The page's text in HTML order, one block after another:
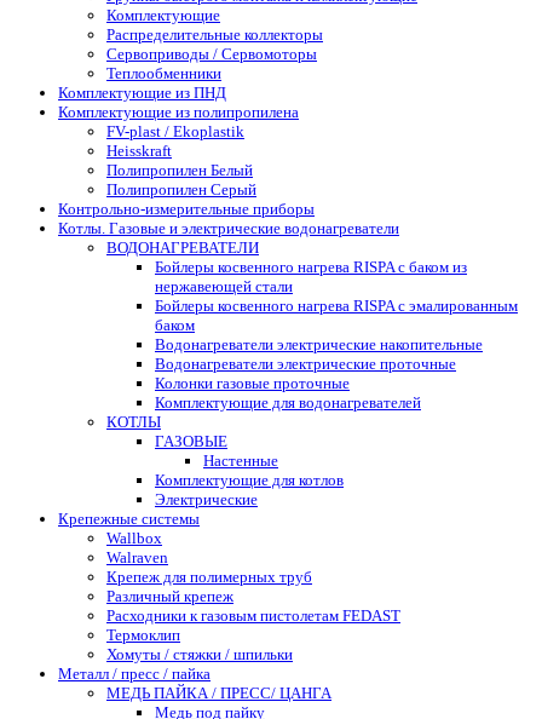
Комплектующие
Распределительные коллекторы
Сервоприводы / Сервомоторы
Теплообменники
Комплектующие из ПНД
Комплектующие из полипропилена
FV-plast / Ekoplastik
Heisskraft
Полипропилен Белый
Полипропилен Серый
Контрольно-измерительные приборы
Котлы. Газовые и электрические водонагреватели
ВОДОНАГРЕВАТЕЛИ
Бойлеры косвенного нагрева RISPA с баком из
нержавеющей стали
Бойлеры косвенного нагрева RISPA с эмалированным
баком
Водонагреватели электрические накопительные
Водонагреватели электрические проточные
Колонки газовые проточные
Комплектующие для водонагревателей
КОТЛЫ
ГАЗОВЫЕ
Настенные
Комплектующие для котлов
Электрические
Крепежные системы
Wallbox
Walraven
Крепеж для полимерных труб
Различный крепеж
Расходники к газовым пистолетам FEDAST
Термоклип
Хомуты / стяжки / шпильки
Металл / пресс / пайка
МЕДЬ ПАЙКА / ПРЕСС/ ЦАНГА
Медь под пайку